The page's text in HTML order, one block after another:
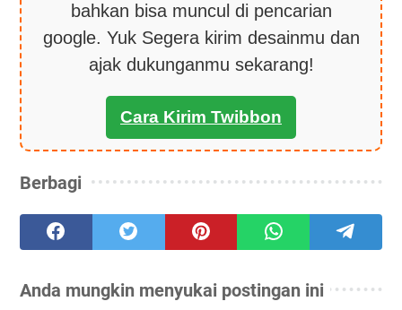
bahkan bisa muncul di pencarian
google. Yuk Segera kirim desainmu dan
ajak dukunganmu sekarang!
Cara Kirim Twibbon
Berbagi
Anda mungkin menyukai postingan ini